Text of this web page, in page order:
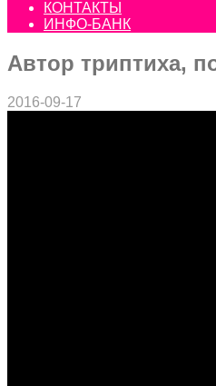
КОНТАКТЫ
ИНФО-БАНК
Автор триптиха,
2016-09-17